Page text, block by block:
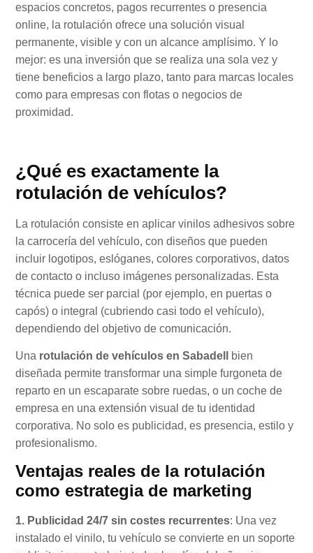
espacios concretos, pagos recurrentes o presencia
online, la rotulación ofrece una solución visual
permanente, visible y con un alcance amplísimo. Y lo
mejor: es una inversión que se realiza una sola vez y
tiene beneficios a largo plazo, tanto para marcas locales
como para empresas con flotas o negocios de
proximidad.
¿Qué es exactamente la
rotulación de vehículos?
La rotulación consiste en aplicar vinilos adhesivos sobre
la carrocería del vehículo, con diseños que pueden
incluir logotipos, eslóganes, colores corporativos, datos
de contacto o incluso imágenes personalizadas. Esta
técnica puede ser parcial (por ejemplo, en puertas o
capós) o integral (cubriendo casi todo el vehículo),
dependiendo del objetivo de comunicación.
Una rotulación de vehículos en Sabadell
bien
diseñada permite transformar una simple furgoneta de
reparto en un escaparate sobre ruedas, o un coche de
empresa en una extensión visual de tu identidad
corporativa. No solo es publicidad, es presencia, estilo y
profesionalismo.
Ventajas reales de la rotulación
como estrategia de marketing
1. Publicidad 24/7 sin costes recurrentes: Una vez
instalado el vinilo, tu vehículo se convierte en un soporte